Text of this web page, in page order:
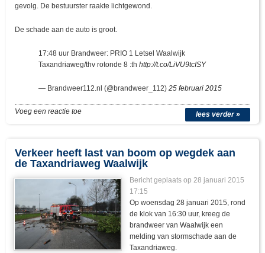
gevolg. De bestuurster raakte lichtgewond.
De schade aan de auto is groot.
17:48 uur Brandweer: PRIO 1 Letsel Waalwijk
Taxandriaweg/thv rotonde 8 :th http://t.co/LiVU9tcISY
— Brandweer112.nl (@brandweer_112) 25 februari 2015
lees verder »
Voeg een reactie toe
Verkeer heeft last van boom op wegdek aan
de Taxandriaweg Waalwijk
Bericht geplaats op 28 januari 2015
17:15
Op woensdag 28 januari 2015, rond
de klok van 16:30 uur, kreeg de
brandweer van Waalwijk een
melding van stormschade aan de
Taxandriaweg.